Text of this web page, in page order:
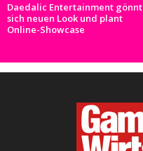
Daedalic Entertainment gönnt
sich neuen Look und plant
Online-Showcase